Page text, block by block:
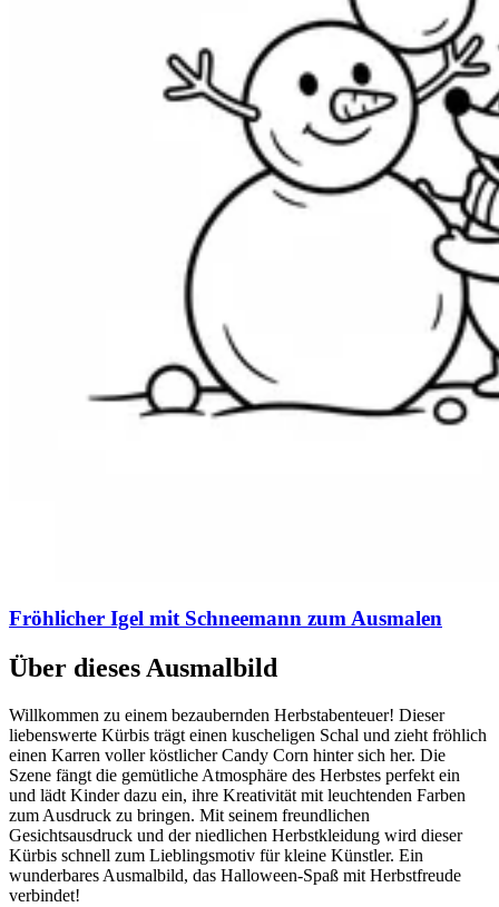
Fröhlicher Igel mit Schneemann zum Ausmalen
Über dieses Ausmalbild
Willkommen zu einem bezaubernden Herbstabenteuer! Dieser
liebenswerte Kürbis trägt einen kuscheligen Schal und zieht fröhlich
einen Karren voller köstlicher Candy Corn hinter sich her. Die
Szene fängt die gemütliche Atmosphäre des Herbstes perfekt ein
und lädt Kinder dazu ein, ihre Kreativität mit leuchtenden Farben
zum Ausdruck zu bringen. Mit seinem freundlichen
Gesichtsausdruck und der niedlichen Herbstkleidung wird dieser
Kürbis schnell zum Lieblingsmotiv für kleine Künstler. Ein
wunderbares Ausmalbild, das Halloween-Spaß mit Herbstfreude
verbindet!